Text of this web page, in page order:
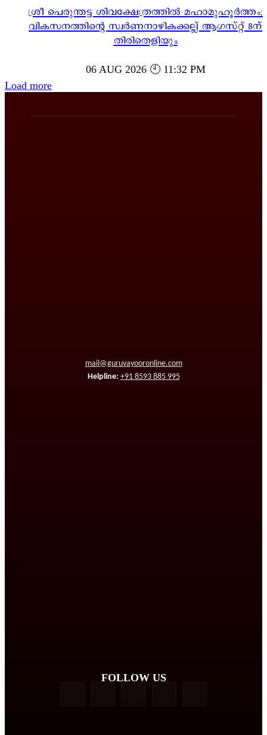
ശ്രീ പെരുന്തട്ട ശിവക്ഷേത്രത്തിൽ മഹാമുഹൂർത്തം;
വികസനത്തിന്റെ സ്വർണനാഴികക്കല്ല് ആഗസ്റ്റ് 8ന്
തിരിതെളിയും
06 AUG 2026 🕙 11:32 PM
Load more
mail@guruvayooronline.com
Helpline: +91 8593 885 995
FOLLOW US